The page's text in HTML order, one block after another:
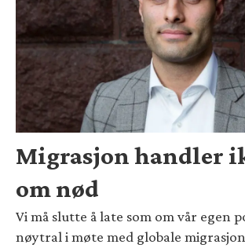
Migrasjon handler
om nød
Vi må slutte å late som om vår egen
nøytral i møte med globale